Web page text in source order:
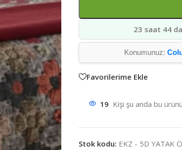
23 saat 44
Konumunuz:
Favorilerime Ekle
19 Kişi şu anda bu
Stok kodu: EKZ - 5D YATAK